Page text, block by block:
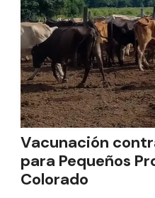
Vacunación
para Pequeños
Colorado